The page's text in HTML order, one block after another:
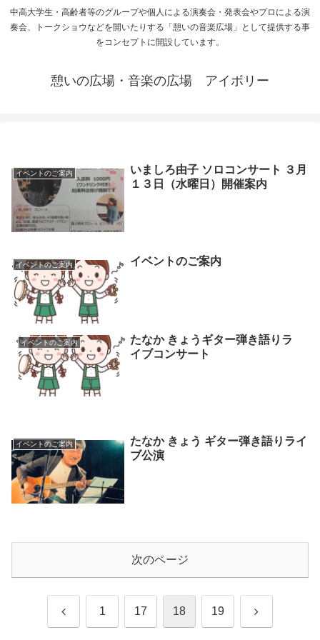
中高大学生・高齢者等のグループや個人による演奏会・発表会やプロによる演
奏会、トークショウなどを開いたりする「憩いの音楽広場」として提供する事
をコンセプトに開設しています。
憩いの広場・音楽の広場 アイボリー
イベントのご案内
いましろ由子 ソロコンサート ３月
１３日（水曜日）開催案内
イベントのご案内 イベントのご案内
イベントのご案内
たなか きょうギター弾き語りラ
イブコンサート
イベントのご案内
たなか きょう ギター弾き語りライ
ブ公演
次のページ
前 1 17 18 19 次